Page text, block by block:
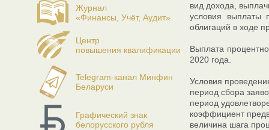
Журнал
«Финансы, Учёт, Аудит»
Центр
повышения квалификации
Telegram-канал Минфин
Беларуси
Графический знак
белорусского рубля
вид дохода,
условия выплаты
облигаций в ходе
Выплата
2020 года.
Условия
период сбора
период
коэффициент
величина шага